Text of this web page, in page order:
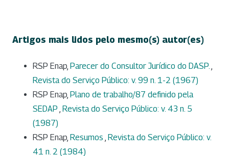
Artigos mais lidos pelo mesmo(s) autor(es)
RSP Enap, Parecer do Consultor Jurídico do DASP.
Revista do Serviço Público: v. 99 n. 1-2 (1967)
RSP Enap, Plano de trabalho/87 definido pela
SEDAP Revista do Serviço Público: v. 43 n. 5
(1987)
RSP Enap, Resumos Revista do Serviço Público: v.
41 n. 2 (1984)